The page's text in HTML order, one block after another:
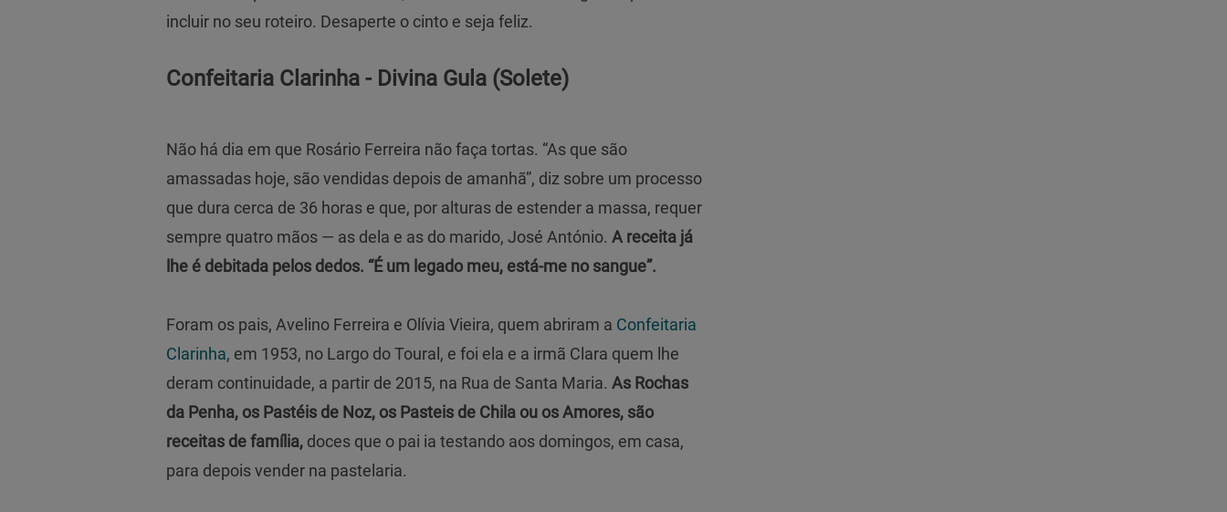
incluir no seu roteiro. Desaperte o cinto e seja feliz.
Confeitaria Clarinha - Divina Gula (Solete)
Não há dia em que Rosário Ferreira não faça tortas. “As que são
amassadas hoje, são vendidas depois de amanhã”, diz sobre um processo
que dura cerca de 36 horas e que, por alturas de estender a massa, requer
sempre quatro mãos — as dela e as do marido, José António. A receita já
lhe é debitada pelos dedos. “É um legado meu, está-me no sangue”.
Foram os pais, Avelino Ferreira e Olívia Vieira, quem abriram a Confeitaria
Clarinha, em 1953, no Largo do Toural, e foi ela e a irmã Clara quem lhe
deram continuidade, a partir de 2015, na Rua de Santa Maria. As Rochas
da Penha, os Pastéis de Noz, os Pasteis de Chila ou os Amores, são
receitas de família, doces que o pai ia testando aos domingos, em casa,
para depois vender na pastelaria.